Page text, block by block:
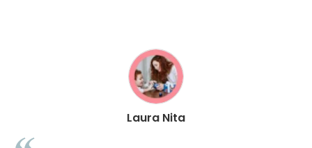
Laura Nita